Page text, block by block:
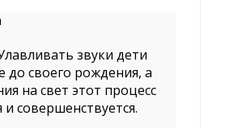
звуки дети
своего рождения, а
на свет этот процесс
совершенствуется.